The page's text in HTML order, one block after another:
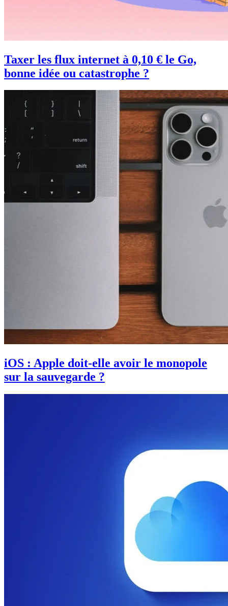
Taxer les flux internet à 0,10 € le Go,
bonne idée ou catastrophe ?
iOS : Apple doit-elle avoir le monopole
sur la sauvegarde ?